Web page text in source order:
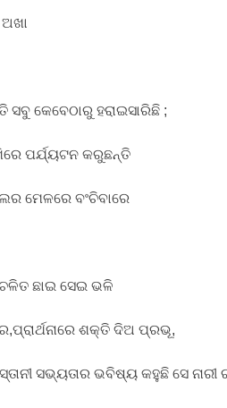
କେବେଠାରୁ ହରାଇସାରିଛି ;
ପର୍ଯ୍ୟଟନ କରୁଛନ୍ତି
ମେଳରେ ବଂଚିବାରେ
ଛାଇ ସେଇ ଭଳି
ଶକ୍ତି ଦିଅ ପ୍ରଭୂ,
ସଭ୍ୟତାର ଭବିଷ୍ୟ କହୁଛି ସେ ନାରୀ